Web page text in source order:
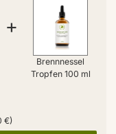
+
Brennnessel
Tropfen 100 ml
€)